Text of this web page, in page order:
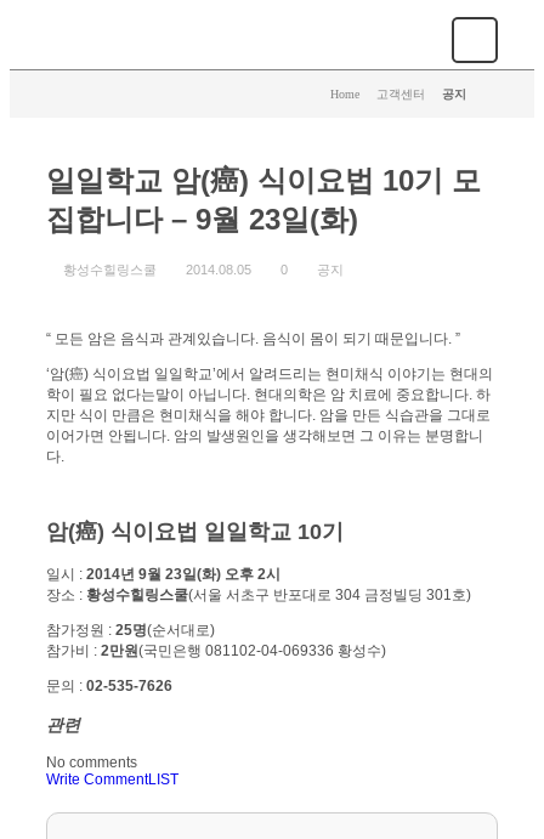
Home 고객센터 공지
일일학교 암(癌) 식이요법 10기 모
집합니다 – 9월 23일(화)
황성수힐링스쿨 2014.08.05 0 공지
“ 모든 암은 음식과 관계있습니다. 음식이 몸이 되기 때문입니다. ”
‘암(癌) 식이요법 일일학교’에서 알려드리는 현미채식 이야기는 현대의
학이 필요 없다는말이 아닙니다. 현대의학은 암 치료에 중요합니다. 하
지만 식이 만큼은 현미채식을 해야 합니다. 암을 만든 식습관을 그대로
이어가면 안됩니다. 암의 발생원인을 생각해보면 그 이유는 분명합니
다.
암(癌) 식이요법 일일학교 10기
일시 :2014년 9월 23일(화) 오후 2시
장소 : 황성수힐링스쿨(서울 서초구 반포대로 304 금정빌딩 301호)
참가정원 :25명(순서대로)
참가비 : 2만원(국민은행 081102-04-069336 황성수)
문의 :02-535-7626
관련
No comments
Write CommentLIST